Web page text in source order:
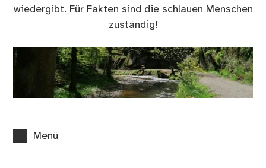
wiedergibt. Für Fakten sind die schlauen Menschen
zuständig!
Menü